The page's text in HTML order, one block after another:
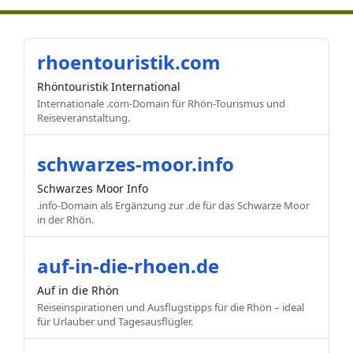
rhoentouristik.com
Rhöntouristik International
Internationale .com-Domain für Rhön-Tourismus und
Reiseveranstaltung.
schwarzes-moor.info
Schwarzes Moor Info
.info-Domain als Ergänzung zur .de für das Schwarze Moor
in der Rhön.
auf-in-die-rhoen.de
Auf in die Rhön
Reiseinspirationen und Ausflugstipps für die Rhön – ideal
für Urlauber und Tagesausflügler.